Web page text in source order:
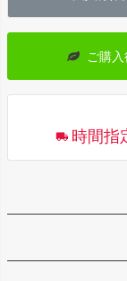
ご購
時間指